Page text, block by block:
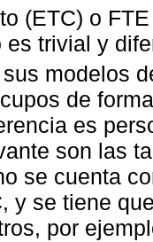
(ETC) o
es trivial y
modelos
de
es
son las
se cuenta
y se tiene
por